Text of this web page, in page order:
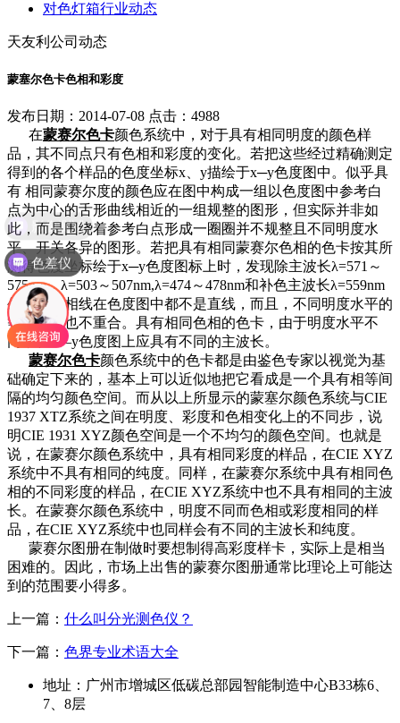
对色灯箱行业动态
天友利公司动态
蒙塞尔色卡色相和彩度
发布日期：2014-07-08 点击：4988
在蒙赛尔色卡颜色系统中，对于具有相同明度的颜色样
品，其不同点只有色相和彩度的变化。若把这些经过精确测定
得到的各个样品的色度坐标x、y描绘于x─y色度图中。似乎具
有 相同蒙赛尔度的颜色应在图中构成一组以色度图中参考白
点为中心的舌形曲线相近的一组规整的图形，但实际并非如
此，而是围绕着参考白点形成一圈圈并不规整且不同明度水
平、开关各异的图形。若把具有相同蒙赛尔色相的色卡按其所
测得色度坐标绘于x─y色度图标上时，发现除主波长λ=571～
575nm，λ=503～507nm,λ=474～478nm和补色主波长λ=559nm
外，等色相线在色度图中都不是直线，而且，不同明度水平的
等色相线也不重合。具有相同色相的色卡，由于明度水平不
同，在x—y色度图上应具有不同的主波长。
蒙赛尔色卡颜色系统中的色卡都是由鉴色专家以视觉为基
础确定下来的，基本上可以近似地把它看成是一个具有相等间
隔的均匀颜色空间。而从以上所显示的蒙塞尔颜色系统与CIE
1937 XTZ系统之间在明度、彩度和色相变化上的不同步，说
明CIE 1931 XYZ颜色空间是一个不均匀的颜色空间。也就是
说，在蒙赛尔颜色系统中，具有相同彩度的样品，在CIE XYZ
系统中不具有相同的纯度。同样，在蒙赛尔系统中具有相同色
相的不同彩度的样品，在CIE XYZ系统中也不具有相同的主波
长。在蒙赛尔颜色系统中，明度不同而色相或彩度相同的样
品，在CIE XYZ系统中也同样会有不同的主波长和纯度。
蒙赛尔图册在制做时要想制得高彩度样卡，实际上是相当
困难的。因此，市场上出售的蒙赛尔图册通常比理论上可能达
到的范围要小得多。
上一篇： 什么叫分光测色仪？
下一篇： 色界专业术语大全
地址：广州市增城区低碳总部园智能制造中心B33栋6、
7、8层
色差仪
影像测试